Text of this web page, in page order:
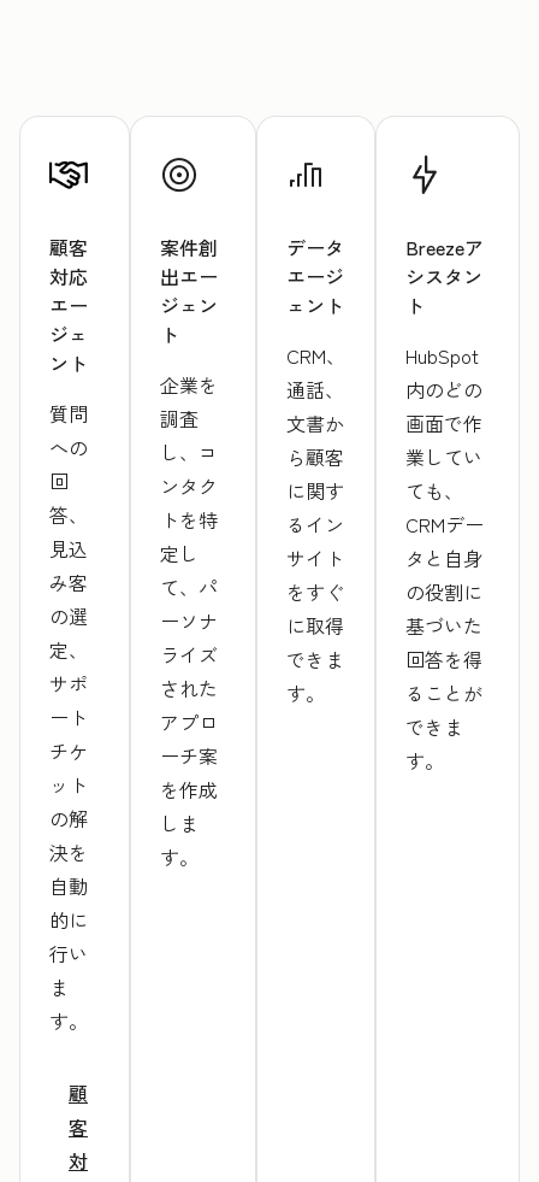
顧客
対応
エー
ジェ
ント
質問
への
回
答、
見込
み客
の選
定、
サポ
ート
チケ
ット
の解
決を
自動
的に
行い
ま
す。
顧
客
対
案件創
出エー
ジェン
ト
企業を
調査
し、コ
ンタク
トを特
定し
て、パ
ーソナ
ライズ
された
アプロ
ーチ案
を作成
しま
す。
データ
エージ
ェント
CRM、
通話、
文書か
ら顧客
に関す
るイン
サイト
をすぐ
に取得
できま
す。
Breezeア
シスタン
ト
HubSpot
内のどの
画面で作
業してい
ても、
CRMデー
タと自身
の役割に
基づいた
回答を得
ることが
できま
す。